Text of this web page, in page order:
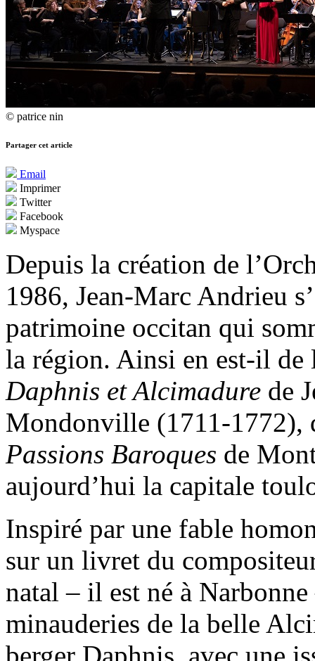
© patrice nin
Partager cet article
Email
Imprimer
Twitter
Facebook
Myspace
Depuis la création de
1986, Jean-Marc Andrieu
patrimoine occitan qui
la région. Ainsi en est-il de
Daphnis et Alcimadure de
Mondonville (1711-1772),
Passions Baroques de
aujourd’hui la capitale
Inspiré par une fable
sur un livret du
natal – il est né à
minauderies de la belle